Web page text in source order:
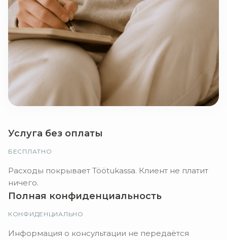
Услуга без оплаты
БЕСПЛАТНО
Расходы покрывает Töötukassa. Клиент не платит
ничего.
Полная конфиденциальность
КОНФИДЕНЦИАЛЬНО
Информация о консультации не передаётся